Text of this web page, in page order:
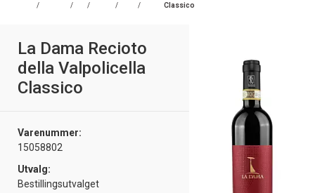
/
/
/
/
/
Classico
La Dama Recioto
della Valpolicella
Classico
Varenummer:
15058802
Utvalg:
Bestillingsutvalget